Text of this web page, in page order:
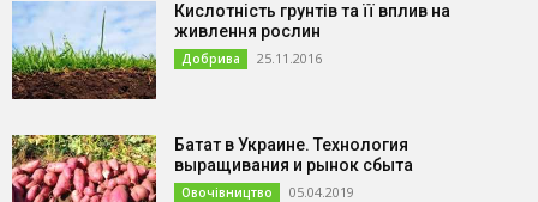
Кислотність грунтів та її вплив на
живлення рослин
Добрива 25.11.2016
Батат в Украине. Технология
выращивания и рынок сбыта
Овочівництво 05.04.2019